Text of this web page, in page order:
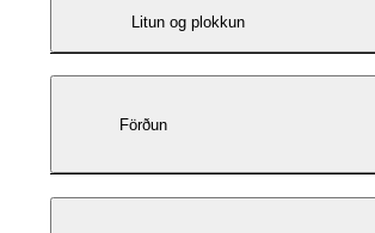
Litun og plokkun
Förðun